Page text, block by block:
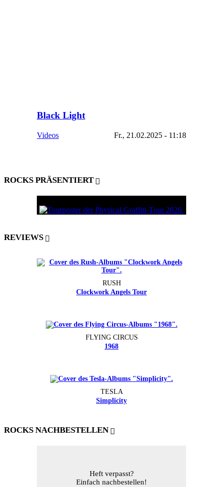
Black Light
Videos Fr., 21.02.2025 - 11:18
ROCKS PRÄSENTIERT
REVIEWS
RUSH
Clockwork Angels Tour
FLYING CIRCUS
1968
TESLA
Simplicity
ROCKS NACHBESTELLEN
Heft verpasst?
Einfach nachbestellen!